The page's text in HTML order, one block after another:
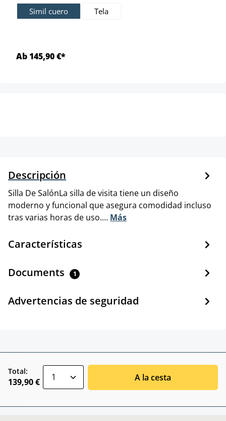
Simil cuero Tela
Ab 145,90 €*
Descripción
Silla De SalónLa silla de visita tiene un diseño
moderno y funcional que asegura comodidad incluso
tras varias horas de uso.… Más
Características
Documents 1
Advertencias de seguridad
Total:
139,90 € A la cesta